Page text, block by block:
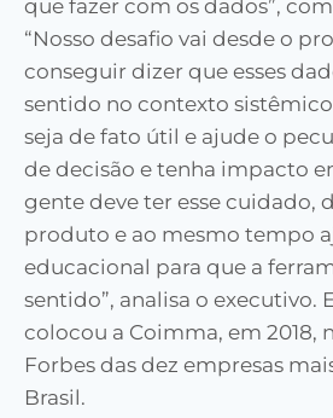
que fazer com os dados”,
“Nosso desafio vai desde o
conseguir dizer que esses
sentido no contexto
seja de fato útil e ajude o
de decisão e tenha impacto
gente deve ter esse cuidado,
produto e ao mesmo tempo
educacional para que a
sentido”, analisa o executivo.
colocou a Coimma, em 2018,
Forbes das dez empresas
Brasil.